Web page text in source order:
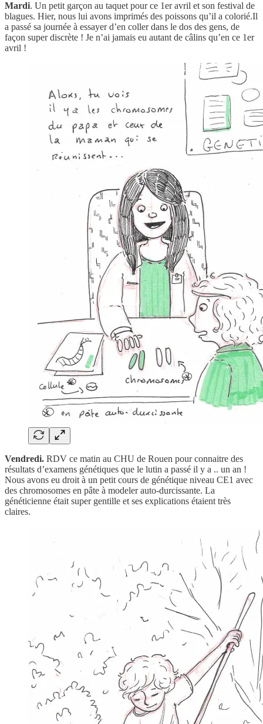
Mardi. Un petit garçon au taquet pour ce 1er avril et son festival de
blagues. Hier, nous lui avons imprimés des poissons qu’il a colorié.Il
a passé sa journée à essayer d’en coller dans le dos des gens, de
façon super discrète ! Je n’ai jamais eu autant de câlins qu’en ce 1er
avril !
Vendredi. RDV ce matin au CHU de Rouen pour connaitre des
résultats d’examens génétiques que le lutin a passé il y a .. un an !
Nous avons eu droit à un petit cours de génétique niveau CE1 avec
des chromosomes en pâte à modeler auto-durcissante. La
généticienne était super gentille et ses explications étaient très
claires.